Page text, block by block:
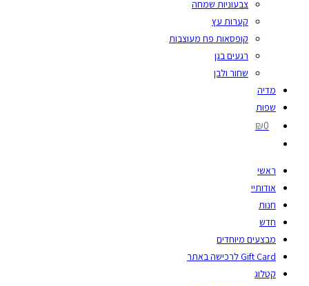
צבעוניות שמחה
קערות עץ
קופסאות פח מעוצבות
רגעים בגן
שחור ולבן
מדיה
שפות
₪0
ראשי
אודותיי
חנות
חדש
מבצעים מיוחדים
Gift Card לרכישה באתר
קטלוג